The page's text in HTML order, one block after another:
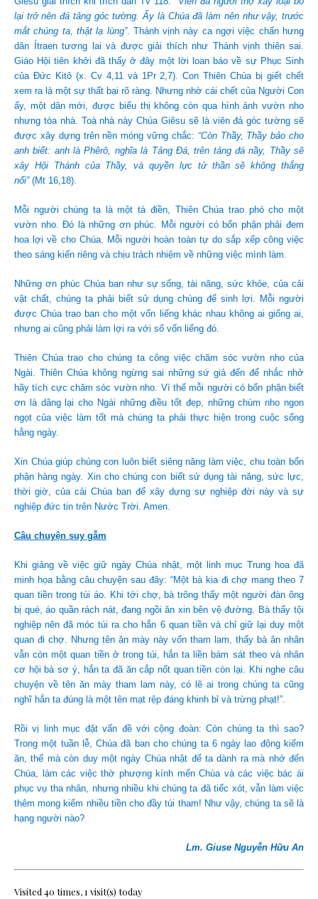
lại trở nên đá tảng góc tường. Ấy là Chúa đã làm nên như vậy, trước
mắt chúng ta, thật lạ lùng”. Thánh vịnh này ca ngợi việc chấn hưng
dân Ítraen tương lai và được giải thích như Thánh vịnh thiên sai.
Giáo Hội tiên khởi đã thấy ở đây một lời loan báo về sự Phục Sinh
của Đức Kitô (x. Cv 4,11 và 1Pr 2,7). Con Thiên Chúa bị giết chết
xem ra là một sự thất bại rõ ràng. Nhưng nhờ cái chết của Người Con
ấy, một dân mới, được biểu thị không còn qua hình ảnh vườn nho
nhưng tòa nhà. Toà nhà này Chúa Giêsu sẽ là viên đá góc tường sẽ
được xây dựng trên nền móng vững chắc: “Còn Thầy, Thầy bảo cho
anh biết: anh là Phêrô, nghĩa là Tảng Đá, trên tảng đá nầy, Thầy sẽ
xây Hội Thánh của Thầy, và quyền lực tử thần sẽ không thắng
nổi”(Mt 16,18).
Mỗi người chúng ta là một tá điền, Thiên Chúa trao phó cho một
vườn nho. Đó là những ơn phúc. Mỗi người có bổn phận phải đem
hoa lợi về cho Chúa. Mỗi người hoàn toàn tự do sắp xếp công việc
theo sáng kiến riêng và chịu trách nhiệm về những việc mình làm.
Những ơn phúc Chúa ban như sự sống, tài năng, sức khỏe, của cải
vật chất, chúng ta phải biết sử dụng chúng để sinh lợi. Mỗi người
được Chúa trao ban cho một vốn liếng khác nhau không ai giống ai,
nhưng ai cũng phải làm lợi ra với số vốn liếng đó.
Thiên Chúa trao cho chúng ta công việc chăm sóc vườn nho của
Ngài. Thiên Chúa không ngừng sai những sứ giả đến để nhắc nhở
hãy tích cực chăm sóc vườn nho. Vì thế mỗi người có bổn phận biết
ơn là dâng lại cho Ngài những điều tốt đẹp, những chùm nho ngon
ngọt của việc làm tốt mà chúng ta phải thực hiện trong cuộc sống
hằng ngày.
Xin Chúa giúp chúng con luôn biết siêng năng làm việc, chu toàn bổn
phận hàng ngày. Xin cho chúng con biết sử dụng tài năng, sức lực,
thời giờ, của cải Chúa ban để xây dựng sự nghiệp đời này và sự
nghiệp đức tin trên Nước Trời. Amen.
Câu chuyện suy gẫm
Khi giảng về việc giữ ngày Chúa nhật, một linh mục Trung hoa đã
minh họa bằng câu chuyện sau đây: “Một bà kia đi chợ mang theo 7
quan tiền trong túi áo. Khi tới chợ, bà trông thấy một người đàn ông
bị què, áo quần rách nát, đang ngồi ăn xin bên vệ đường. Bà thấy tội
nghiệp nên đã móc túi ra cho hắn 6 quan tiền và chỉ giữ lại duy một
quan đi chợ. Nhưng tên ăn mày này vốn tham lam, thấy bà ân nhân
vẫn còn một quan tiền ở trong túi, hắn ta liền bám sát theo và nhân
cơ hội bà sơ ý, hắn ta đã ăn cắp nốt quan tiền còn lại. Khi nghe câu
chuyện về tên ăn mày tham lam này, có lẽ ai trong chúng ta cũng
nghĩ hắn ta đúng là một tên mạt rệp đáng khinh bỉ và trừng phạt!”.
Rồi vị linh mục đặt vấn đề với cộng đoàn: Còn chúng ta thì sao?
Trong một tuần lễ, Chúa đã ban cho chúng ta 6 ngày lao động kiếm
ăn, thế mà còn duy một ngày Chúa nhật để ta dành ra mà nhớ đến
Chúa, làm các việc thờ phượng kính mến Chúa và các việc bác ái
phục vụ tha nhân, nhưng nhiều khi chúng ta đã tiếc xót, vẫn làm việc
thêm mong kiếm nhiều tiền cho đầy túi tham! Như vậy, chúng ta sẽ là
hạng người nào?
Lm. Giuse Nguyễn Hữu An
Visited 40 times, 1 visit(s) today